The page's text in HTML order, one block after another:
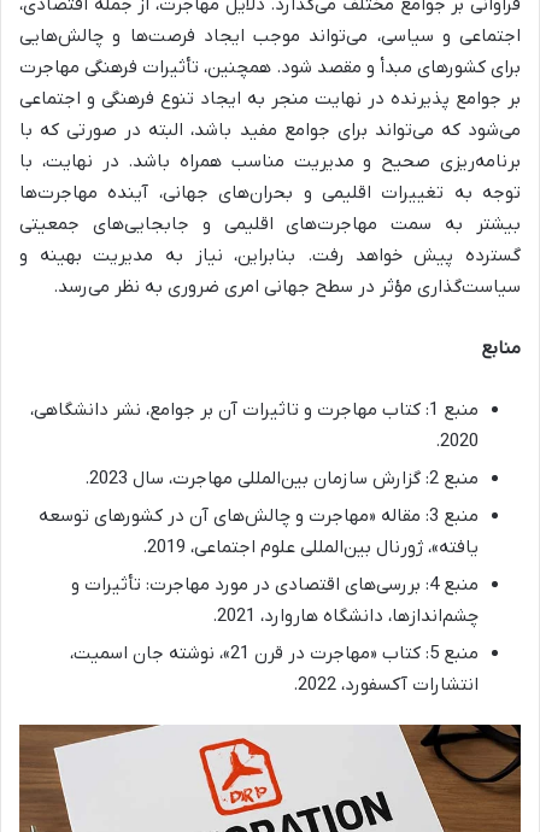
فراوانی بر جوامع مختلف می‌گذارد. دلایل مهاجرت، از جمله اقتصادی،
اجتماعی و سیاسی، می‌تواند موجب ایجاد فرصت‌ها و چالش‌هایی
برای کشورهای مبدأ و مقصد شود. همچنین، تأثیرات فرهنگی مهاجرت
بر جوامع پذیرنده در نهایت منجر به ایجاد تنوع فرهنگی و اجتماعی
می‌شود که می‌تواند برای جوامع مفید باشد، البته در صورتی که با
برنامه‌ریزی صحیح و مدیریت مناسب همراه باشد. در نهایت، با
توجه به تغییرات اقلیمی و بحران‌های جهانی، آینده مهاجرت‌ها
بیشتر به سمت مهاجرت‌های اقلیمی و جابجایی‌های جمعیتی
گسترده پیش خواهد رفت. بنابراین، نیاز به مدیریت بهینه و
سیاست‌گذاری مؤثر در سطح جهانی امری ضروری به نظر می‌رسد.
منابع
منبع 1: کتاب مهاجرت و تاثیرات آن بر جوامع، نشر دانشگاهی،
2020.
منبع 2: گزارش سازمان بین‌المللی مهاجرت، سال 2023.
منبع 3: مقاله «مهاجرت و چالش‌های آن در کشورهای توسعه
یافته»، ژورنال بین‌المللی علوم اجتماعی، 2019.
منبع 4: بررسی‌های اقتصادی در مورد مهاجرت: تأثیرات و
چشم‌اندازها، دانشگاه هاروارد، 2021.
منبع 5: کتاب «مهاجرت در قرن 21»، نوشته جان اسمیت،
انتشارات آکسفورد، 2022.